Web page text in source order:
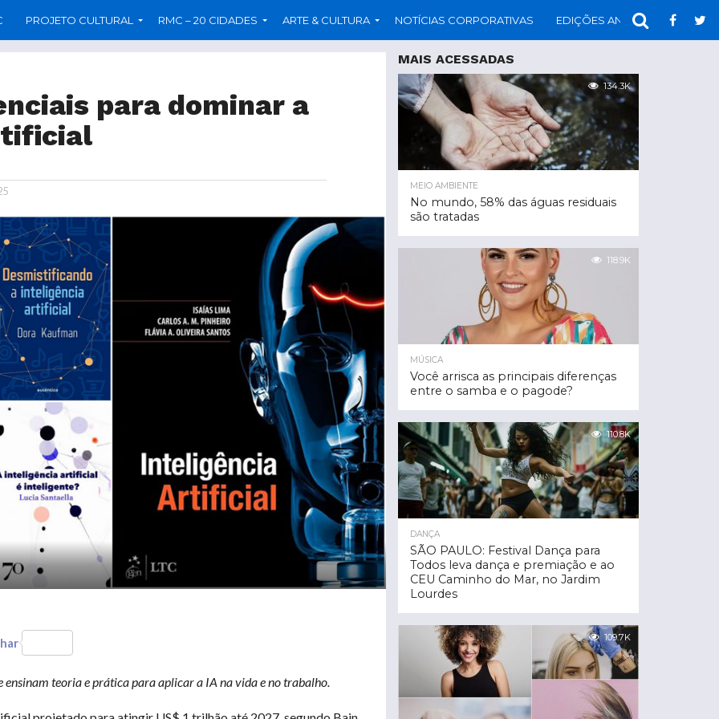
PROJETO CULTURAL RMC – 20 CIDADES ARTE & CULTURA NOTÍCIAS CORPORATIVAS EDIÇÕES ANTERIORES
para dominar a
teoria e prática para aplicar a IA na vida e no trabalho.
MAIS ACESSADAS
134.3K
MEIO AMBIENTE
No mundo, 58% das águas residuais
são tratadas
118.9K
MÚSICA
Você arrisca as principais diferenças
entre o samba e o pagode?
110.8K
DANÇA
SÃO PAULO: Festival Dança para
Todos leva dança e premiação e ao
CEU Caminho do Mar, no Jardim
Lourdes
109.7K